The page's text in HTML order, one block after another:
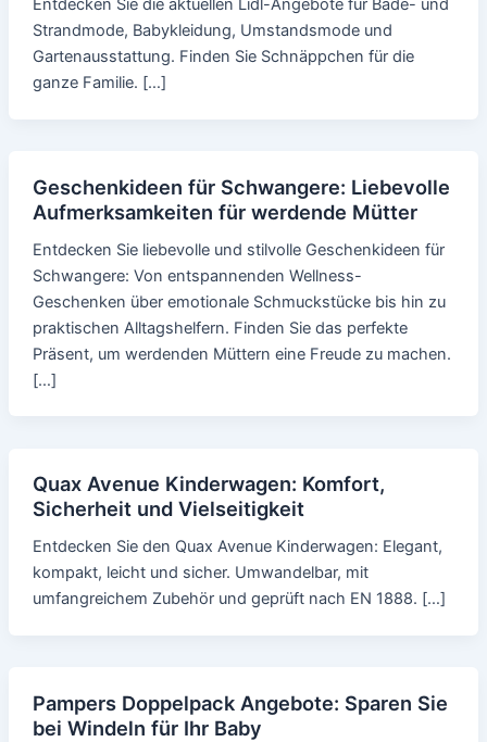
Entdecken Sie die aktuellen Lidl-Angebote für Bade- und
Strandmode, Babykleidung, Umstandsmode und
Gartenausstattung. Finden Sie Schnäppchen für die
ganze Familie. […]
Geschenkideen für Schwangere: Liebevolle
Aufmerksamkeiten für werdende Mütter
Entdecken Sie liebevolle und stilvolle Geschenkideen für
Schwangere: Von entspannenden Wellness-
Geschenken über emotionale Schmuckstücke bis hin zu
praktischen Alltagshelfern. Finden Sie das perfekte
Präsent, um werdenden Müttern eine Freude zu machen.
[…]
Quax Avenue Kinderwagen: Komfort,
Sicherheit und Vielseitigkeit
Entdecken Sie den Quax Avenue Kinderwagen: Elegant,
kompakt, leicht und sicher. Umwandelbar, mit
umfangreichem Zubehör und geprüft nach EN 1888. […]
Pampers Doppelpack Angebote: Sparen Sie
bei Windeln für Ihr Baby